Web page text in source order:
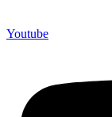
Youtube